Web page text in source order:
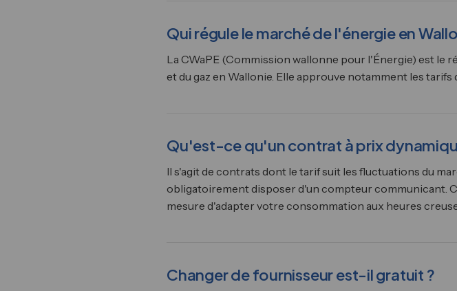
Qui régule le marché de l'énergie en
La CWaPE (Commission wallonne pour l'Énergie) est le
et du gaz en Wallonie. Elle approuve notamment les
Qu'est-ce qu'un contrat à prix
Il s'agit de contrats dont le tarif suit les fluctuations du
obligatoirement disposer d'un compteur communicant.
mesure d'adapter votre consommation aux heures
Changer de fournisseur est-il gratuit ?